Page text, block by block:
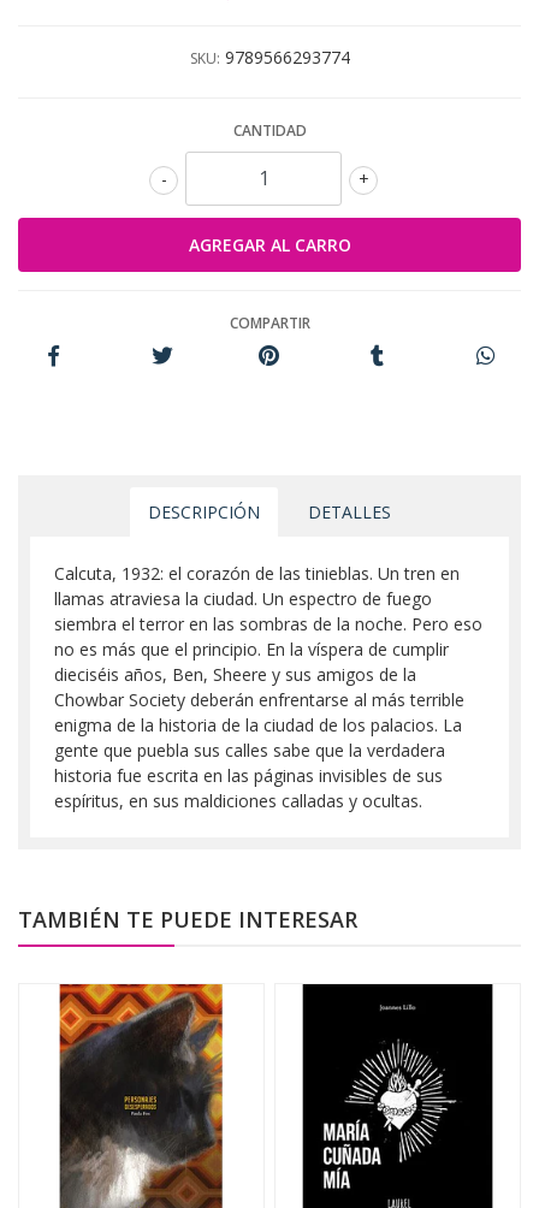
SKU: 9789566293774
CANTIDAD
+
-
COMPARTIR
DESCRIPCIÓN DETALLES
Calcuta, 1932: el corazón de las tinieblas. Un tren en
llamas atraviesa la ciudad. Un espectro de fuego
siembra el terror en las sombras de la noche. Pero eso
no es más que el principio. En la víspera de cumplir
dieciséis años, Ben, Sheere y sus amigos de la
Chowbar Society deberán enfrentarse al más terrible
enigma de la historia de la ciudad de los palacios. La
gente que puebla sus calles sabe que la verdadera
historia fue escrita en las páginas invisibles de sus
espíritus, en sus maldiciones calladas y ocultas.
TAMBIÉN TE PUEDE INTERESAR